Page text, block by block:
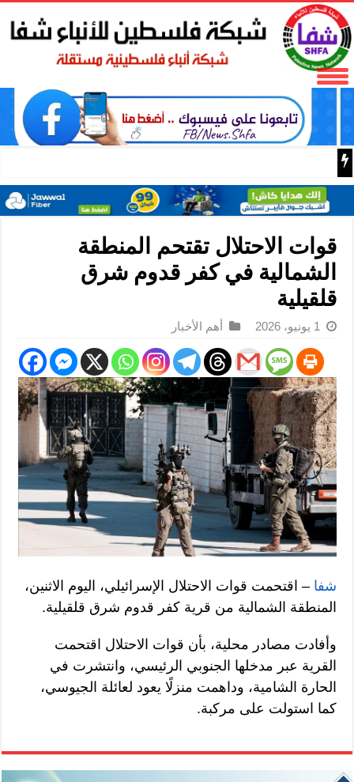
فتح تنعى المناضل نايف خويطر نائب أمين سر إقليم شرق
قوات الاحتلال تقتحم المنطقة
الشمالية في كفر قدوم شرق
قلقيلية
1 يونيو، 2026 أهم الأخبار
شفا – اقتحمت قوات الاحتلال الإسرائيلي، اليوم الاثنين،
المنطقة الشمالية من قرية كفر قدوم شرق قلقيلية.
وأفادت مصادر محلية، بأن قوات الاحتلال اقتحمت
القرية عبر مدخلها الجنوبي الرئيسي، وانتشرت في
الحارة الشامية، وداهمت منزلًا يعود لعائلة الجيوسي،
كما استولت على مركبة.